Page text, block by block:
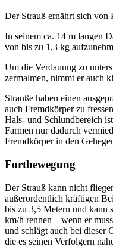
Der Strauß ernährt sich von
In seinem ca. 14 m langen
von bis zu 1,3 kg
Um die Verdauung zu
zermalmen, nimmt er auch
Strauße haben einen
auch Fremdkörper zu
Hals- und Schlundbereich
Farmen nur dadurch
Fremdkörper in den
Fortbewegung
Der Strauß kann nicht
außerordentlich kräftigen
bis zu 3,5 Metern und kann
km/h rennen – wenn er
und schlägt auch bei dieser
die es seinen Verfolgern